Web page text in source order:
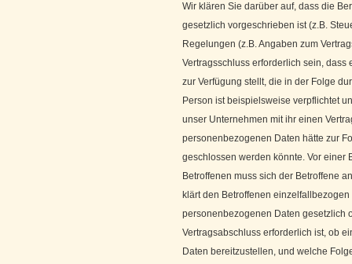
Wir klären Sie darüber auf, dass die
gesetzlich vorgeschrieben ist (z.B.
Regelungen (z.B. Angaben zum
Vertragsschluss erforderlich sein,
zur Verfügung stellt, die in der Folge
Person ist beispielsweise verpflichtet
unser Unternehmen mit ihr einen
personenbezogenen Daten hätte zur
geschlossen werden könnte. Vor
Betroffenen muss sich der Betroffene
klärt den Betroffenen
personenbezogenen Daten gesetzlich
Vertragsabschluss erforderlich ist, ob
Daten bereitzustellen, und welche